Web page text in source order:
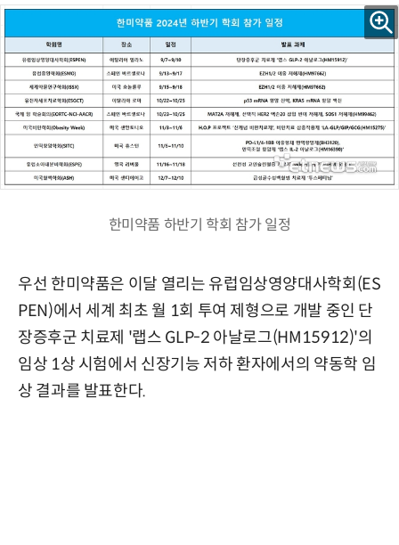
한미약품 하반기 학회 참가 일정
우선 한미약품은 이달 열리는 유럽임상영양대사학회(ES
PEN)에서 세계 최초 월 1회 투여 제형으로 개발 중인 단
장증후군 치료제 '랩스 GLP-2 아날로그(HM15912)'의
임상 1상 시험에서 신장기능 저하 환자에서의 약동학 임
상 결과를 발표한다.